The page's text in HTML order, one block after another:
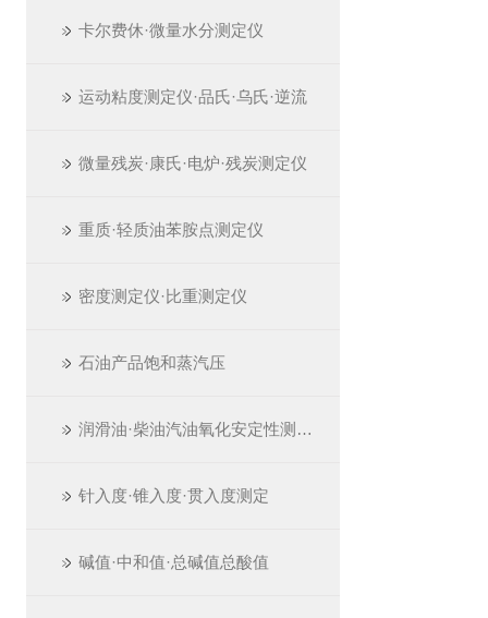
卡尔费休·微量水分测定仪
运动粘度测定仪·品氏·乌氏·逆流
微量残炭·康氏·电炉·残炭测定仪
重质·轻质油苯胺点测定仪
密度测定仪·比重测定仪
石油产品饱和蒸汽压
润滑油·柴油汽油氧化安定性测定仪
针入度·锥入度·贯入度测定
碱值·中和值·总碱值总酸值